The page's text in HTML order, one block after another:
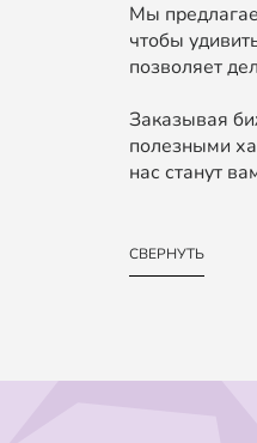
Мы
чтобы
позволяет
Заказывая
полезными
нас станут
СВЕРНУТЬ